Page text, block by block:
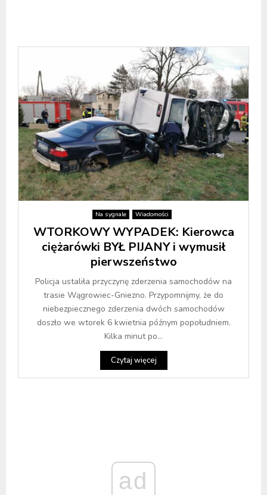
Na sygnale Wiadomości
WTORKOWY WYPADEK: Kierowca
ciężarówki BYŁ PIJANY i wymusił
pierwszeństwo
Policja ustaliła przyczynę zderzenia samochodów na
trasie Wągrowiec-Gniezno. Przypomnijmy, że do
niebezpiecznego zderzenia dwóch samochodów
doszło we wtorek 6 kwietnia późnym popołudniem.
Kilka minut po...
Czytaj więcej
ad